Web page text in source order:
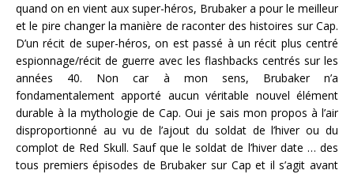
quand on en vient aux super-héros, Brubaker a pour le meilleur
et le pire changer la manière de raconter des histoires sur Cap.
D’un récit de super-héros, on est passé à un récit plus centré
espionnage/récit de guerre avec les flashbacks centrés sur les
années 40. Non car à mon sens, Brubaker n’a
fondamentalement apporté aucun véritable nouvel élément
durable à la mythologie de Cap. Oui je sais mon propos à l’air
disproportionné au vu de l’ajout du soldat de l’hiver ou du
complot de Red Skull. Sauf que le soldat de l’hiver date … des
tous premiers épisodes de Brubaker sur Cap et il s’agit avant